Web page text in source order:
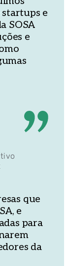
e
SOSA
e
que
e
para
da